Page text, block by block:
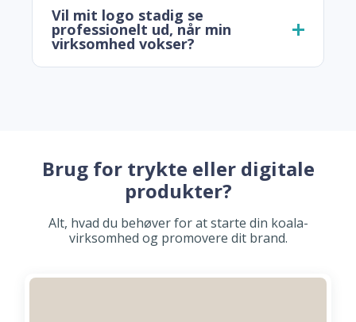
Vil mit logo stadig se
professionelt ud, når min
virksomhed vokser?
Brug for trykte eller digitale
produkter?
Alt, hvad du behøver for at starte din koala-
virksomhed og promovere dit brand.